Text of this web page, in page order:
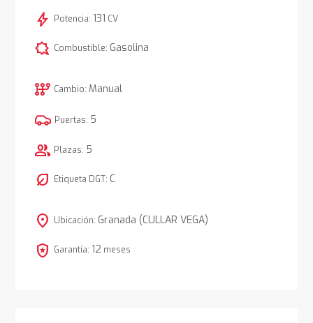
bolt Potencia: 131 CV
comic_bubble Combustible: Gasolina
auto_transmission Cambio: Manual
Puertas: 5
group Plazas: 5
nest_eco_leaf Etiqueta DGT: C
location_on Ubicación: Granada (CULLAR VEGA)
local_police Garantía: 12 meses